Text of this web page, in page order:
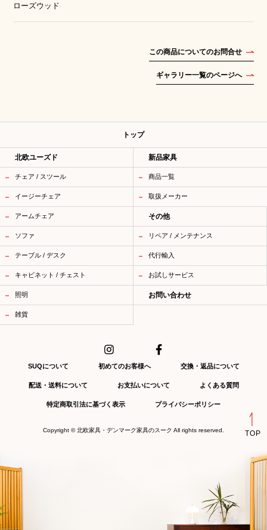
ローズウッド
この商品についてのお問合せ
ギャラリー一覧のページへ
トップ
北欧ユーズド
チェア / スツール
イージーチェア
アームチェア
ソファ
テーブル / デスク
キャビネット / チェスト
照明
雑貨
新品家具
商品一覧
取扱メーカー
その他
リペア / メンテナンス
代行輸入
お試しサービス
お問い合わせ
SUQについて 初めてのお客様へ 交換・返品について
配送・送料について お支払いについて よくある質問
特定商取引法に基づく表示 プライバシーポリシー
Copyright ©北欧家具・デンマーク家具のスーク All rights reserved.